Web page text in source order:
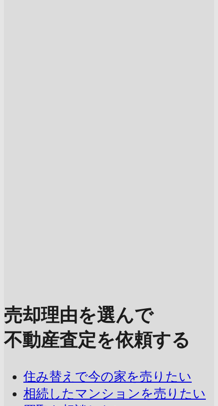
売却理由を選んで
不動産査定を依頼する
住み替えで今の家を売りたい
相続したマンションを売りたい